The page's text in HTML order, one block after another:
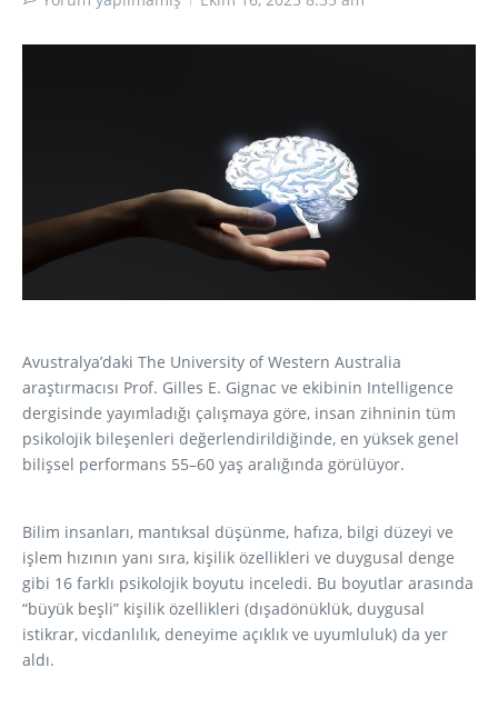
Avustralya’daki The University of Western Australia
araştırmacısı Prof. Gilles E. Gignac ve ekibinin Intelligence
dergisinde yayımladığı çalışmaya göre, insan zihninin tüm
psikolojik bileşenleri değerlendirildiğinde, en yüksek genel
bilişsel performans 55–60 yaş aralığında görülüyor.
Bilim insanları, mantıksal düşünme, hafıza, bilgi düzeyi ve
işlem hızının yanı sıra, kişilik özellikleri ve duygusal denge
gibi 16 farklı psikolojik boyutu inceledi. Bu boyutlar arasında
“büyük beşli” kişilik özellikleri (dışadönüklük, duygusal
istikrar, vicdanlılık, deneyime açıklık ve uyumluluk) da yer
aldı.